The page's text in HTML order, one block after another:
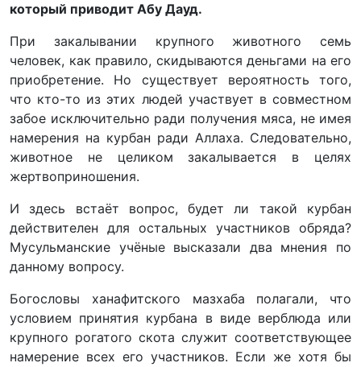
который приводит Абу Дауд.
При закалывании крупного животного семь
человек, как правило, скидываются деньгами на его
приобретение. Но существует вероятность того,
что кто-то из этих людей участвует в совместном
забое исключительно ради получения мяса, не имея
намерения на курбан ради Аллаха. Следовательно,
животное не целиком закалывается в целях
жертвоприношения.
И здесь встаёт вопрос, будет ли такой курбан
действителен для остальных участников обряда?
Мусульманские учёные высказали два мнения по
данному вопросу.
Богословы ханафитского мазхаба полагали, что
условием принятия курбана в виде верблюда или
крупного рогатого скота служит соответствующее
намерение всех его участников. Если же хотя бы